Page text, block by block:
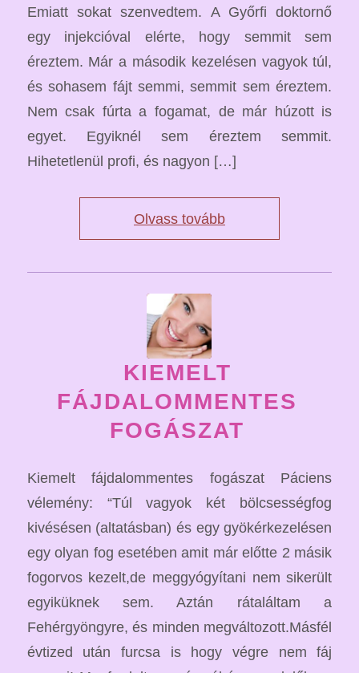
Emiatt sokat szenvedtem. A Győrfi doktornő
egy injekcióval elérte, hogy semmit sem
éreztem. Már a második kezelésen vagyok túl,
és sohasem fájt semmi, semmit sem éreztem.
Nem csak fúrta a fogamat, de már húzott is
egyet. Egyiknél sem éreztem semmit.
Hihetetlenül profi, és nagyon […]
Olvass tovább
KIEMELT
FÁJDALOMMENTES
FOGÁSZAT
Kiemelt fájdalommentes fogászat Páciens
vélemény: “Túl vagyok két bölcsességfog
kivésésen (altatásban) és egy gyökérkezelésen
egy olyan fog esetében amit már előtte 2 másik
fogorvos kezelt,de meggyógyítani nem sikerült
egyiküknek sem. Aztán rátaláltam a
Fehérgyöngyre, és minden megváltozott.Másfél
évtized után furcsa is hogy végre nem fáj